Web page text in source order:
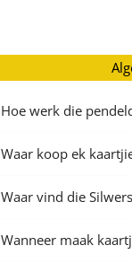
Hoe werk die
Waar koop ek
Waar vind die
Wanneer maak